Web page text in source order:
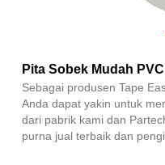
Pita Sobek Mudah
Sebagai produsen Tape
Anda dapat yakin untuk
dari pabrik kami dan
purna jual terbaik dan